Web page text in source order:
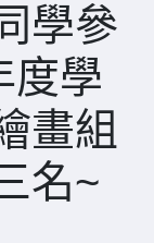
學參
度學
畫組
名~